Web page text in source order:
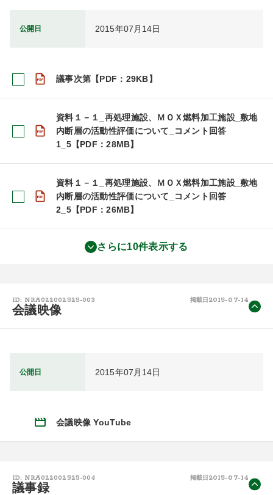
公開日 2015年07月14日
議事次第【PDF：29KB】
資料１－１_再処理施設、ＭＯＸ燃料加工施設_敷地
内断層の活動性評価について_コメント回答
1_5【PDF：28MB】
資料１－１_再処理施設、ＭＯＸ燃料加工施設_敷地
内断層の活動性評価について_コメント回答
2_5【PDF：26MB】
さらに10件表示する
ID: NRA022002525-003 掲載日 2015-07-14
会議映像
公開日 2015年07月14日
会議映像 YouTube
ID: NRA022002525-004 掲載日 2015-07-14
議事録